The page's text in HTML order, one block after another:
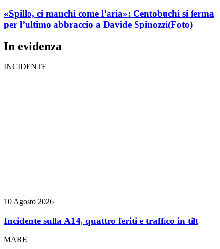
«Spillo, ci manchi come l’aria»: Centobuchi si ferma
per l’ultimo abbraccio a Davide Spinozzi(Foto)
In evidenza
INCIDENTE
10 Agosto 2026
Incidente sulla A14, quattro feriti e traffico in tilt
MARE